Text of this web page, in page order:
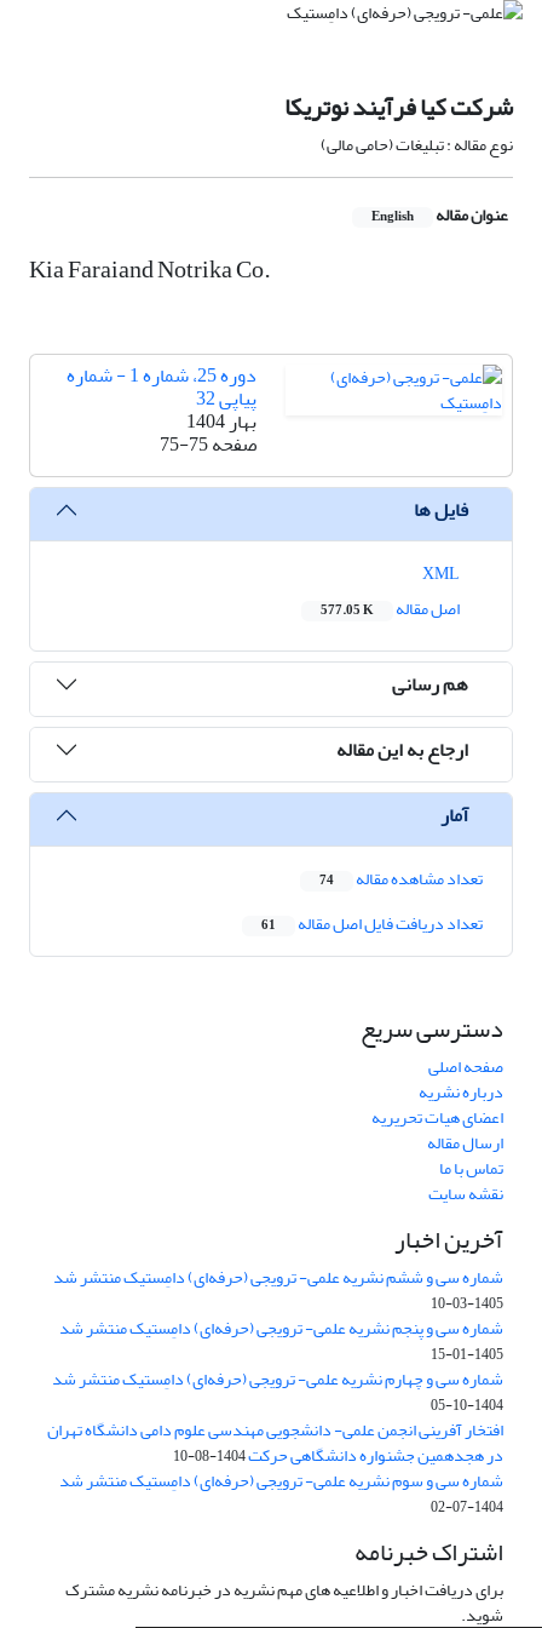
شرکت کیا فرآیند نوتریکا
نوع مقاله : تبلیغات (حامی مالی)
عنوان مقاله English
Kia Faraiand Notrika Co.
دوره 25، شماره 1 - شماره
پیاپی 32
بهار 1404
صفحه75-75
فایل ها
اصل مقاله
577.05 K
هم رسانی
ارجاع به این مقاله
آمار
تعداد مشاهده مقاله 74
تعداد دریافت فایل اصل مقاله 61
دسترسی سریع
صفحه اصلی
درباره نشریه
اعضای هیات تحریریه
ارسال مقاله
تماس با ما
نقشه سایت
آخرین اخبار
شماره سی و ششم نشریه علمی- ترویجی (حرفه‌ای) دامِستیک منتشر شد
1405-03-10
شماره سی و پنجم نشریه علمی- ترویجی (حرفه‌ای) دامِستیک منتشر شد
1405-01-15
شماره سی و چهارم نشریه علمی- ترویجی (حرفه‌ای) دامِستیک منتشر شد
1404-10-05
افتخار آفرینی انجمن علمی- دانشجویی مهندسی علوم دامی دانشگاه تهران
در هجدهمین جشنواره دانشگاهی حرکت1404-08-10
شماره سی و سوم نشریه علمی- ترویجی (حرفه‌ای) دامِستیک منتشر شد
1404-07-02
اشتراک خبرنامه
برای دریافت اخبار و اطلاعیه های مهم نشریه در خبرنامه نشریه مشترک
شوید.